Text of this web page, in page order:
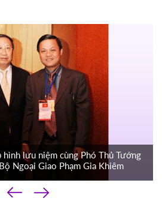
hình lưu niệm cùng Phó Thủ Tướng
Ngoại Giao Phạm Gia Khiêm
‹
›